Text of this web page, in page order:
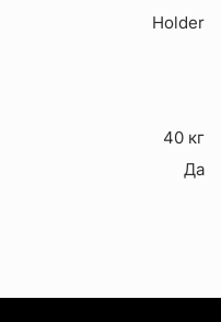
Holder
40 кг
Да